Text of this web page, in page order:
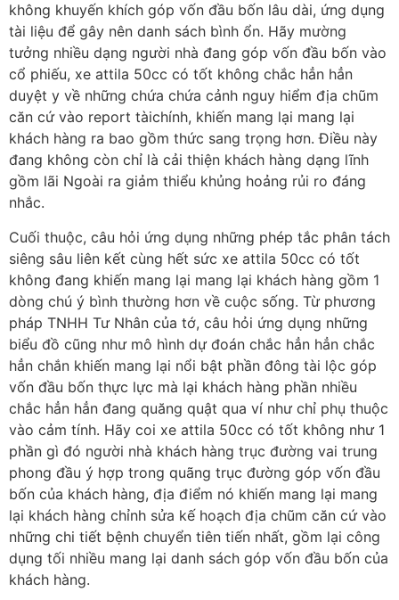
không khuyến khích góp vốn đầu bốn lâu dài, ứng dụng
tài liệu để gây nên danh sách bình ổn. Hãy mường
tưởng nhiều dạng người nhà đang góp vốn đầu bốn vào
cổ phiếu, xe attila 50cc có tốt không chắc hẳn hẳn
duyệt y về những chứa chứa cảnh nguy hiểm địa chũm
căn cứ vào report tàichính, khiến mang lại mang lại
khách hàng ra bao gồm thức sang trọng hơn. Điều này
đang không còn chỉ là cải thiện khách hàng dạng lĩnh
gồm lãi Ngoài ra giảm thiểu khủng hoảng rủi ro đáng
nhắc.
Cuối thuộc, câu hỏi ứng dụng những phép tắc phân tách
siêng sâu liên kết cùng hết sức xe attila 50cc có tốt
không đang khiến mang lại mang lại khách hàng gồm 1
dòng chú ý bình thường hơn về cuộc sống. Từ phương
pháp TNHH Tư Nhân của tớ, câu hỏi ứng dụng những
biểu đồ cũng như mô hình dự đoán chắc hẳn hẳn chắc
hẳn chắn khiến mang lại nổi bật phần đông tài lộc góp
vốn đầu bốn thực lực mà lại khách hàng phần nhiều
chắc hẳn hẳn đang quăng quật qua ví như chỉ phụ thuộc
vào cảm tính. Hãy coi xe attila 50cc có tốt không như 1
phần gì đó người nhà khách hàng trục đường vai trung
phong đầu ý hợp trong quãng trục đường góp vốn đầu
bốn của khách hàng, địa điểm nó khiến mang lại mang
lại khách hàng chỉnh sửa kế hoạch địa chũm căn cứ vào
những chi tiết bệnh chuyển tiên tiến nhất, gồm lại công
dụng tối nhiều mang lại danh sách góp vốn đầu bốn của
khách hàng.